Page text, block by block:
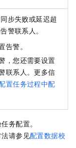
步失败或延迟超
警联系人。
告警。
，您还需要设置
联系人 。更多信
置任务过程中配
务配置。
请参见配置数据校